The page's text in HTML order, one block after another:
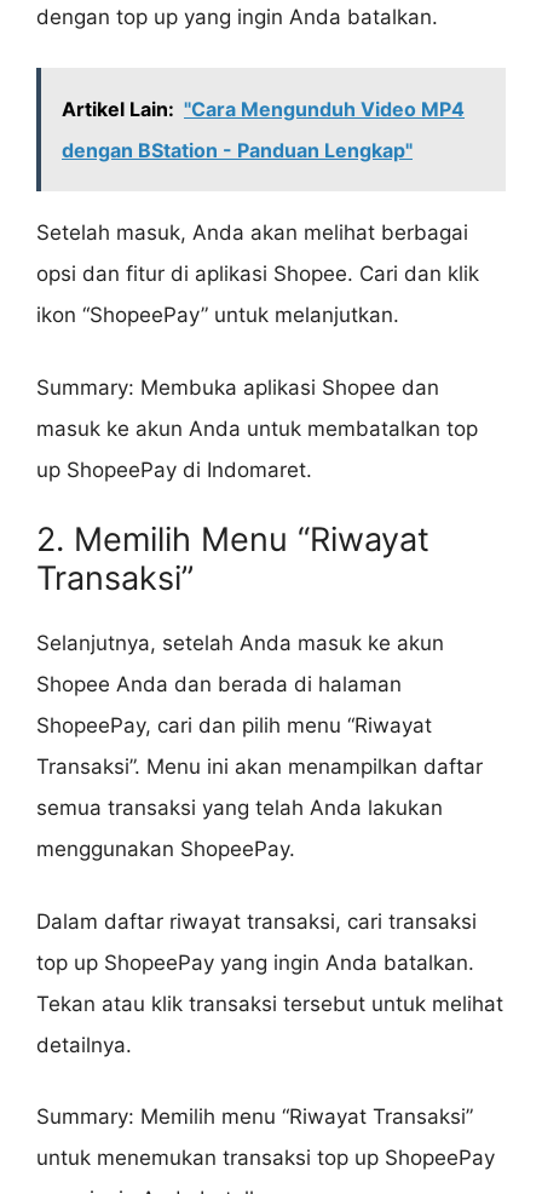
dengan top up yang ingin Anda batalkan.
Artikel Lain: "Cara Mengunduh Video MP4
dengan BStation - Panduan Lengkap"
Setelah masuk, Anda akan melihat berbagai
opsi dan fitur di aplikasi Shopee. Cari dan klik
ikon “ShopeePay” untuk melanjutkan.
Summary: Membuka aplikasi Shopee dan
masuk ke akun Anda untuk membatalkan top
up ShopeePay di Indomaret.
2. Memilih Menu “Riwayat
Transaksi”
Selanjutnya, setelah Anda masuk ke akun
Shopee Anda dan berada di halaman
ShopeePay, cari dan pilih menu “Riwayat
Transaksi”. Menu ini akan menampilkan daftar
semua transaksi yang telah Anda lakukan
menggunakan ShopeePay.
Dalam daftar riwayat transaksi, cari transaksi
top up ShopeePay yang ingin Anda batalkan.
Tekan atau klik transaksi tersebut untuk melihat
detailnya.
Summary: Memilih menu “Riwayat Transaksi”
untuk menemukan transaksi top up ShopeePay